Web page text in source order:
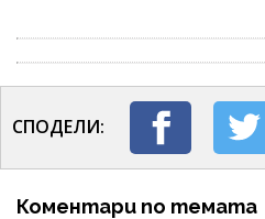
СПОДЕЛИ:
Коментари по темата